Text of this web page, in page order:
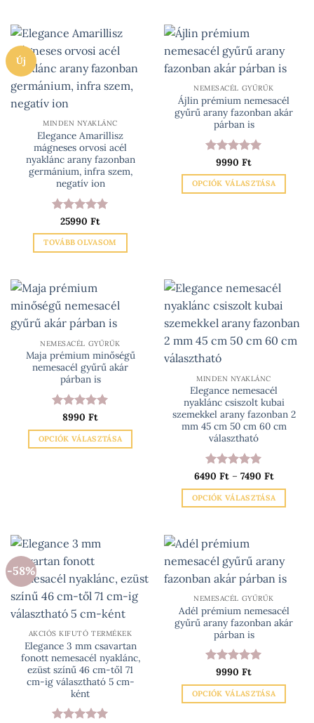
terméknek
több
variációja
van.
A
a
termékoldalon
választhatók
ki
variációja
van.
A
változatok
a
termékoldalon
választhatók
ki
Új
MINDEN NYAKLÁNC
Elegance Amarillisz
mágneses orvosi acél
nyaklánc arany fazonban
germánium, infra szem,
negatív ion
Értékelés:
/ 5
25990 Ft
TOVÁBB OLVASOM
NEMESACÉL GYŰRŰK
Ájlin prémium nemesacél
gyűrű arany fazonban akár
párban is
Értékelés:
/ 5
9990 Ft
OPCIÓK VÁLASZTÁSA
A
változatok
termékoldalon
választhatók
NEMESACÉL GYŰRŰK
Maja prémium minőségű
nemesacél gyűrű akár
párban is
Értékelés:
/ 5
8990 Ft
OPCIÓK VÁLASZTÁSA
A
változatok
termékoldalon
választhatók
ki
MINDEN NYAKLÁNC
Elegance nemesacél
nyaklánc csiszolt kubai
szemekkel arany fazonban 2
mm 45 cm 50 cm 60 cm
választható
Értékelés:5
/ 5
6490 Ft – 7490 Ft
-
7490 Ft
OPCIÓK VÁLASZTÁSA
terméknek
több
variációja
van.
A
változatok
a
termékoldalon
választhatók
ki
-58%
AKCIÓS KIFUTÓ TERMÉKEK
Elegance 3 mm csavartan
fonott nemesacél nyaklánc,
ezüst színű 46 cm-től 71
cm-ig választható 5 cm-
ként
NEMESACÉL GYŰRŰK
Adél prémium nemesacél
gyűrű arany fazonban akár
párban is
Értékelés:
/ 5
9990 Ft
OPCIÓK VÁLASZTÁSA